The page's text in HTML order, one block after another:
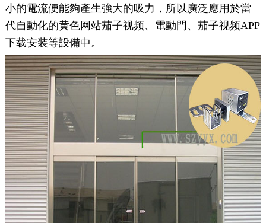
小的電流便能夠產生強大的吸力，所以廣泛應用於當
代自動化的黄色网站茄子视频、電動門、茄子视频APP
下载安装等設備中。